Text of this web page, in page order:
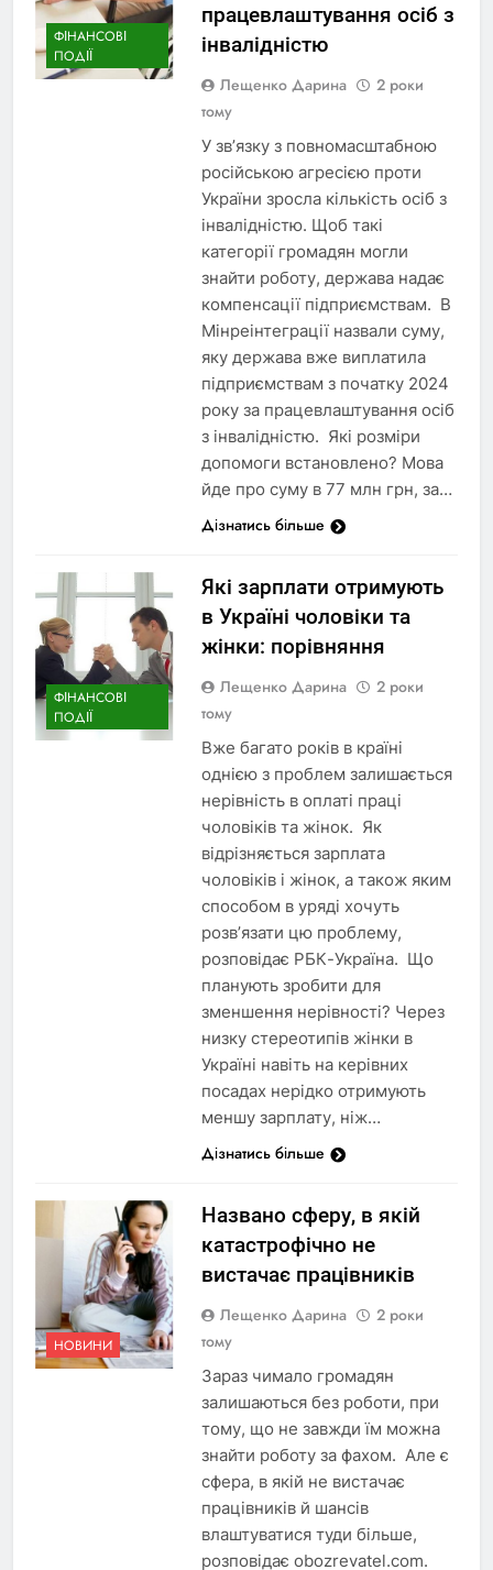
ФІНАНСОВІ
ПОДІЇ
працевлаштування осіб з
інвалідністю
Лещенко Дарина
2 роки
тому
У зв’язку з повномасштабною
російською агресією проти
України зросла кількість осіб з
інвалідністю. Щоб такі
категорії громадян могли
знайти роботу, держава надає
компенсації підприємствам. В
Мінреінтеграції назвали суму,
яку держава вже виплатила
підприємствам з початку 2024
року за працевлаштування осіб
з інвалідністю. Які розміри
допомоги встановлено? Мова
йде про суму в 77 млн грн, за…
Дізнатись більше
ФІНАНСОВІ
ПОДІЇ
Які зарплати отримують
в Україні чоловіки та
жінки: порівняння
Лещенко Дарина
2 роки
тому
Вже багато років в країні
однією з проблем залишається
нерівність в оплаті праці
чоловіків та жінок. Як
відрізняється зарплата
чоловіків і жінок, а також яким
способом в уряді хочуть
розв’язати цю проблему,
розповідає РБК-Україна. Що
планують зробити для
зменшення нерівності? Через
низку стереотипів жінки в
Україні навіть на керівних
посадах нерідко отримують
меншу зарплату, ніж…
Дізнатись більше
НОВИНИ
Названо сферу, в якій
катастрофічно не
вистачає працівників
Лещенко Дарина
2 роки
тому
Зараз чимало громадян
залишаються без роботи, при
тому, що не завжди їм можна
знайти роботу за фахом. Але є
сфера, в якій не вистачає
працівників й шансів
влаштуватися туди більше,
розповідає obozrevatel.com.